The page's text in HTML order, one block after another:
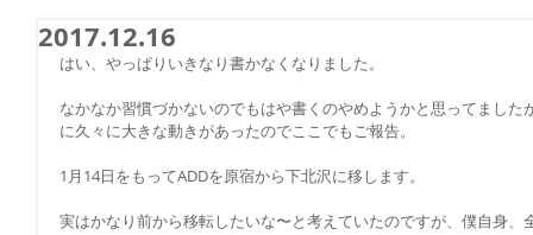
2017.12.16
はい、やっぱりいきなり書かなくなりました。
なかなか習慣づかないのでもはや書くのやめようかと思ってました
に久々に大きな動きがあったのでここでもご報告。
1月14日をもってADDを原宿から下北沢に移します。
実はかなり前から移転したいな〜と考えていたのですが、僕自身、